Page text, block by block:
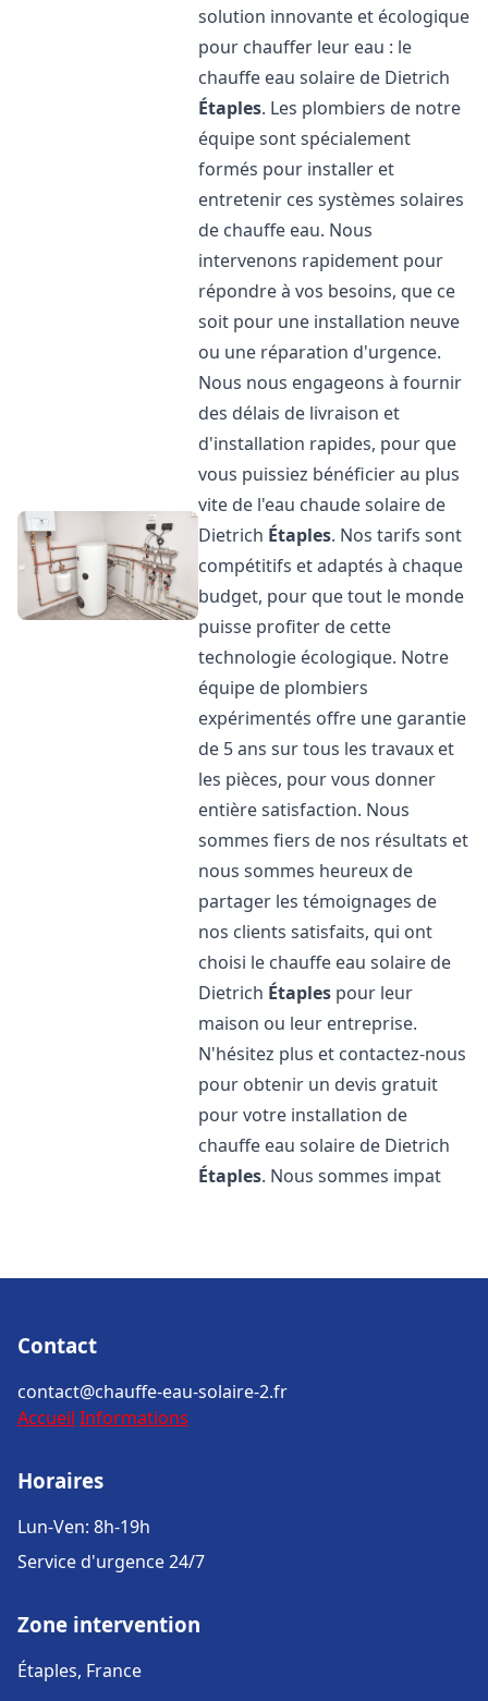
solution innovante et écologique
pour chauffer leur eau : le
chauffe eau solaire de Dietrich
Étaples. Les plombiers de notre
équipe sont spécialement
formés pour installer et
entretenir ces systèmes solaires
de chauffe eau. Nous
intervenons rapidement pour
répondre à vos besoins, que ce
soit pour une installation neuve
ou une réparation d'urgence.
Nous nous engageons à fournir
des délais de livraison et
d'installation rapides, pour que
vous puissiez bénéficier au plus
vite de l'eau chaude solaire de
Dietrich Étaples. Nos tarifs sont
compétitifs et adaptés à chaque
budget, pour que tout le monde
puisse profiter de cette
technologie écologique. Notre
équipe de plombiers
expérimentés offre une garantie
de 5 ans sur tous les travaux et
les pièces, pour vous donner
entière satisfaction. Nous
sommes fiers de nos résultats et
nous sommes heureux de
partager les témoignages de
nos clients satisfaits, qui ont
choisi le chauffe eau solaire de
Dietrich Étaples pour leur
maison ou leur entreprise.
N'hésitez plus et contactez-nous
pour obtenir un devis gratuit
pour votre installation de
chauffe eau solaire de Dietrich
Étaples. Nous sommes impat
Contact
contact@chauffe-eau-solaire-2.fr
Accueil Informations
Horaires
Lun-Ven: 8h-19h
Service d'urgence 24/7
Zone intervention
Étaples, France